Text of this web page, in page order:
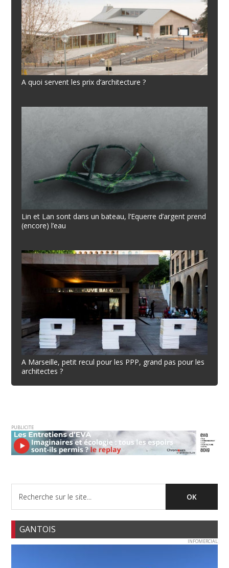
A quoi servent les prix d’architecture ?
Lin et Lan sont dans un bateau, l’Equerre d’argent prend
(encore) l’eau
A Marseille, petit recul pour les PPP, grand pas pour les
architectes ?
PUBLICITE
GANTOIS
INFOMERCIAL